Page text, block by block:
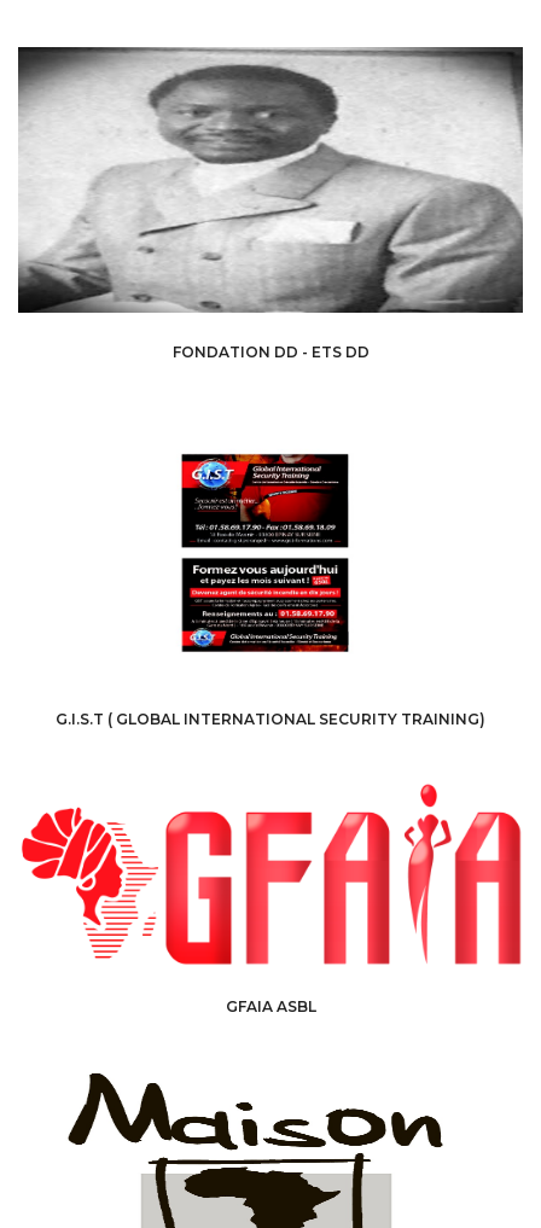
FONDATION DD - ETS DD
G.I.S.T ( GLOBAL INTERNATIONAL SECURITY TRAINING)
GFAIA ASBL